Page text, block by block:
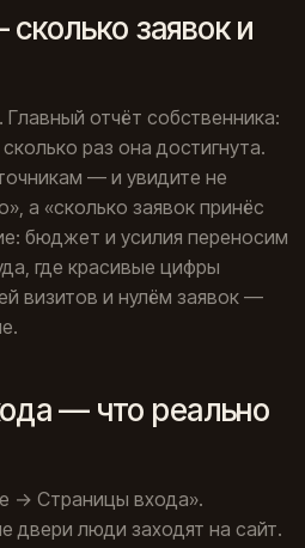
заявок и
отчёт собственника:
раз она достигнута.
— и увидите не
а «сколько заявок принёс
бюджет и усилия переносим
где красивые цифры
визитов и нулём заявок —
— что реально
→ Страницы входа».
двери люди заходят на сайт.